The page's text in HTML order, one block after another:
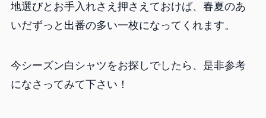
地選びとお手入れさえ押さえておけば、春夏のあ
いだずっと出番の多い一枚になってくれます。
今シーズン白シャツをお探しでしたら、是非参考
になさってみて下さい！